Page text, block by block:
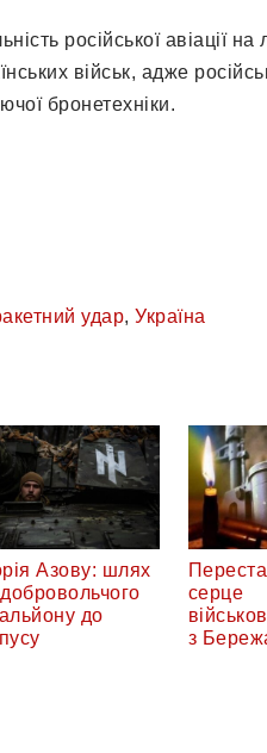
російської авіації на
військ, адже
бронетехніки.
удар, Україна
Азову: шлях
добровольчого
до
серце
з